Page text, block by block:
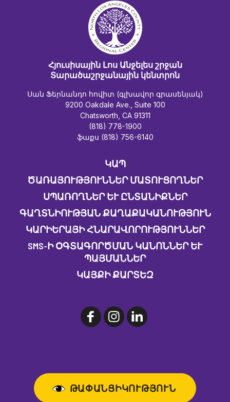
Հյուսիսային Լոս Անջելես շրջան
Տարածաշրջանային կենտրոն
Սան Ֆերնանդո հովիտ (գլխավոր գրասենյակ)
9200 Oakdale Ave., Suite 100
Chatsworth, CA 91311
(818) 778-1900
ֆաքս (818) 756-6140
ԿԱՊ
ԾԱՌԱՅՈՒԹՅՈՒՆՆԵՐ ՄԱՏՈՒՑՈՂՆԵՐ
ՍՊԱՌՈՂՆԵՐ ԵՒ ԸՆՏԱՆԻՔՆԵՐ
ԳԱՂՏՆԻՈՒԹՅԱՆ ՔԱՂԱՔԱԿԱՆՈՒԹՅՈՒՆ
ԿԱՐԻԵՐԱՅԻ ՀՆԱՐԱՎՈՐՈՒԹՅՈՒՆՆԵՐ
SMS-Ի ՕԳՏԱԳՈՐԾՄԱՆ ԿԱՆՈՆՆԵՐ ԵՒ Պ
ԱՅՄԱՆՆԵՐ
ԿԱՅՔԻ ՔԱՐՏԵԶ
ԹԱՓԱՆՑԻԿՈՒԹՅՈՒՆ